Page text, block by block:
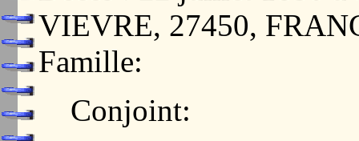
VIEVRE, 27450,
Famille:
Conjoint: